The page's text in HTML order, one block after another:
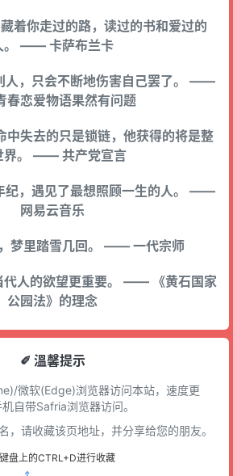
着你走过的路，读过的书和爱过的
。 —— 卡萨布兰卡
人，只会不断地伤害自己罢了。 ——
春恋爱物语果然有问题
中失去的只是锁链，他获得的将是整
界。 —— 共产党宣言
纪，遇见了最想照顾一生的人。 ——
网易云音乐
梦里踏雪几回。 —— 一代宗师
代人的欲望更重要。 —— 《黄石国家
公园法》的理念
✐ 溫馨提示
微软(Edge)浏览器访问本站，速度更
自带Safria浏览器访问。
，请收藏该页地址，并分享给您的朋友。
盘上的CTRL+D进行收藏